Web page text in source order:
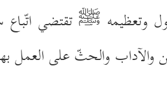
وتعظيمه ﷺ تقتضي اتّباع
والآداب والحثّ على العمل